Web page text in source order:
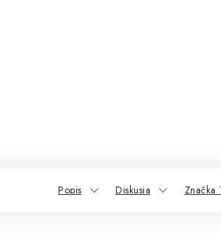
Popis Diskusia Značka